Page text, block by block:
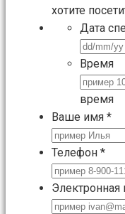
хотите
Дата
Время
время
Ваше имя *
Телефон *
Электронная